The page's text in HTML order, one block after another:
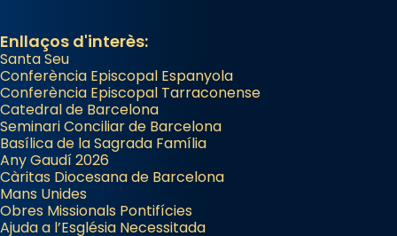
Enllaços d'interès:
Santa Seu
Conferència Episcopal Espanyola
Conferència Episcopal Tarraconense
Catedral de Barcelona
Seminari Conciliar de Barcelona
Basílica de la Sagrada Família
Any Gaudí 2026
Càritas Diocesana de Barcelona
Mans Unides
Obres Missionals Pontifícies
Ajuda a l’Església Necessitada